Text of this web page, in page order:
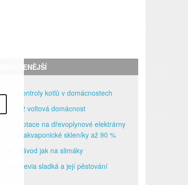
NEJČTENĚJŠÍ
Kontroly kotlů v domácnostech
12 voltová domácnost
Dotace na dřevoplynové elektrárny
a akvaponické skleníky až 90 %
Návod jak na slimáky
Stevia sladká a její pěstování